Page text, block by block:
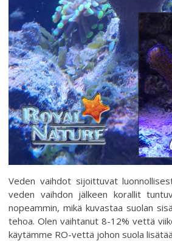
Veden vaihdot sijoittuvat
veden vaihdon jälkeen korallit
nopeammin, mikä kuvastaa suolan
tehoa. Olen vaihtanut 8-12% vettä
käytämme RO-vettä johon suola